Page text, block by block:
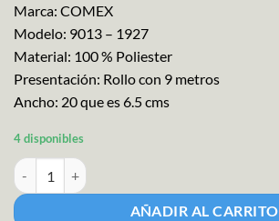
Marca: COMEX
Modelo: 9013 – 1927
Material: 100 % Poliester
Presentación: Rollo con 9 metros
Ancho: 20 que es 6.5 cms
4 disponibles
Liston Cmx.nav Valquiria #9013 9.14m cantidad
AÑADIR AL CARRITO